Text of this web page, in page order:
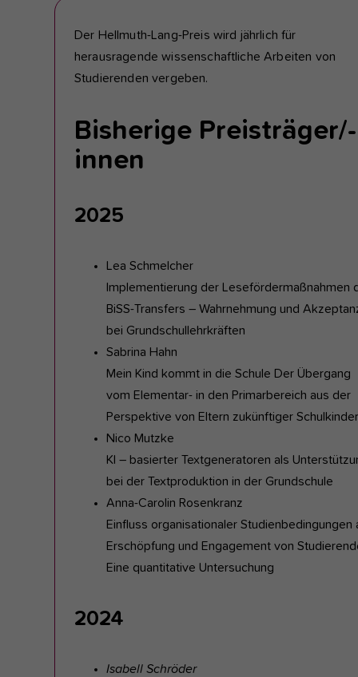
Der Hellmuth-Lang-Preis wird jährlich für
herausragende wissenschaftliche Arbeiten von
Studierenden vergeben.
Bisherige Preisträger/-
innen
2025
Lea Schmelcher
Implementierung der Lesefördermaßnahmen
BiSS-Transfers – Wahrnehmung und
bei Grundschullehrkräften
Sabrina Hahn
Mein Kind kommt in die Schule Der Übergang
vom Elementar- in den Primarbereich aus der
Perspektive von Eltern zukünftiger Schulkinder
Nico Mutzke
KI – basierter Textgeneratoren als
bei der Textproduktion in der Grundschule
Anna-Carolin Rosenkranz
Einfluss organisationaler Studienbedingungen
Erschöpfung und Engagement von
Eine quantitative Untersuchung
2024
Isabell Schröder